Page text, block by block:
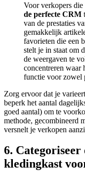
Voor verkopers
de perfecte CRM
van de prestaties
gemakkelijk
favorieten die een
stelt je in staat om
de weergaven te
concentreren waar
functie voor zowel
Zorg ervoor dat je
beperk het aantal
goed aantal) om te
methode, gecombineerd
versnelt je verkopen
6. Categoriseer
kledingkast